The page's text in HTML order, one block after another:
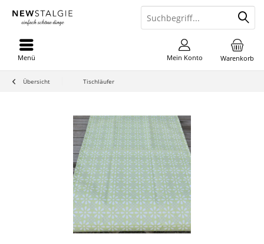
Warenkorb
Mein Konto
Menü
Übersicht Tischläufer